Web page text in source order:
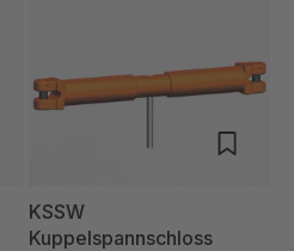
KSSW
Kuppelspannschloss